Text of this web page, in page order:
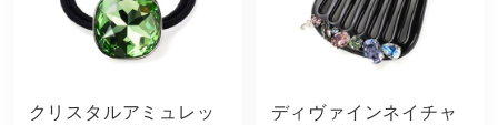
クリスタルアミュレッ
ディヴァインネイチャ